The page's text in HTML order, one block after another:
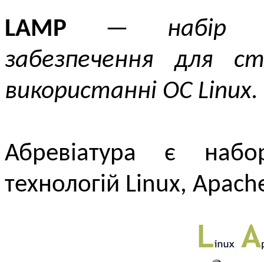
LAMP — набір
забезпечення для
використанні ОС Linux.
Абревіатура є
технологій Linux,